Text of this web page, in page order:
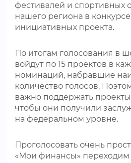
фестивалей и спортивных
нашего региона в
инициативных проекта.
По итогам голосования в
войдут по 15 проектов в
номинаций, набравшие
количество голосов.
важно поддержать
чтобы они получили
на федеральном уровне.
Проголосовать очень
«Мои финансы» переходим